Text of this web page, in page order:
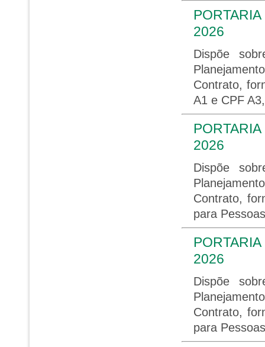
2026
Dispõe
Contrato,
A1 e CPF
2026
Dispõe
Contrato,
para
2026
Dispõe
Contrato,
para